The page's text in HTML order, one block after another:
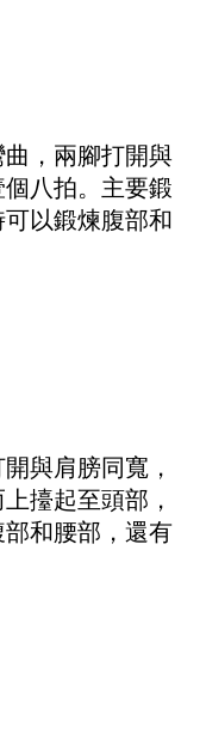
，兩腳打開與
八拍。主要鍛
以鍛煉腹部和
與肩膀同寬，
擡起至頭部，
和腰部，還有